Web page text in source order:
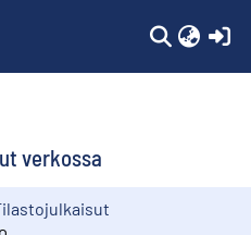
verkossa